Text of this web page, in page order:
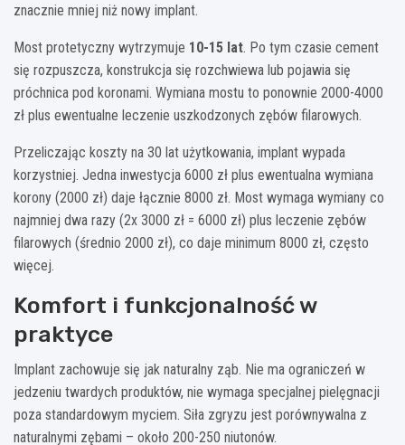
znacznie mniej niż nowy implant.
Most protetyczny wytrzymuje 10-15 lat. Po tym czasie cement
się rozpuszcza, konstrukcja się rozchwiewa lub pojawia się
próchnica pod koronami. Wymiana mostu to ponownie 2000-4000
zł plus ewentualne leczenie uszkodzonych zębów filarowych.
Przeliczając koszty na 30 lat użytkowania, implant wypada
korzystniej. Jedna inwestycja 6000 zł plus ewentualna wymiana
korony (2000 zł) daje łącznie 8000 zł. Most wymaga wymiany co
najmniej dwa razy (2x 3000 zł = 6000 zł) plus leczenie zębów
filarowych (średnio 2000 zł), co daje minimum 8000 zł, często
więcej.
Komfort i funkcjonalność w
praktyce
Implant zachowuje się jak naturalny ząb. Nie ma ograniczeń w
jedzeniu twardych produktów, nie wymaga specjalnej pielęgnacji
poza standardowym myciem. Siła zgryzu jest porównywalna z
naturalnymi zębami – około 200-250 niutonów.